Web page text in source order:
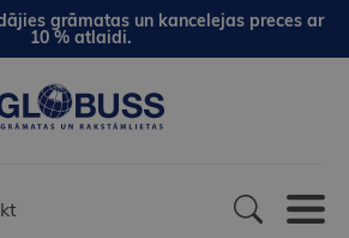
grāmatas un kancelejas preces ar
10 % atlaidi.